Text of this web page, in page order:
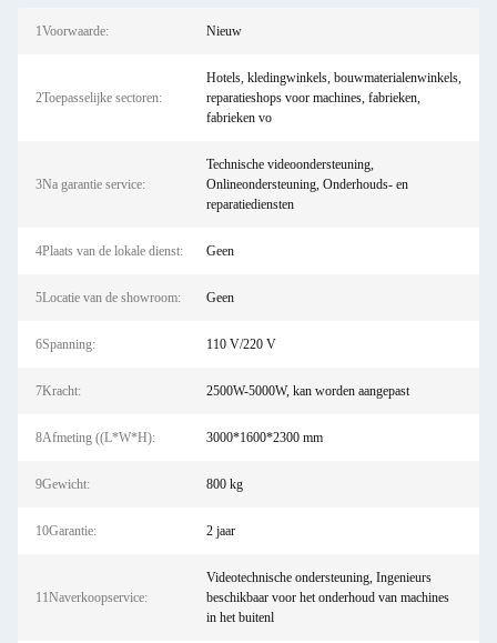
1Voorwaarde: Nieuw
2Toepasselijke sectoren:
Hotels, kledingwinkels, bouwmaterialenwinkels,
reparatieshops voor machines, fabrieken,
fabrieken vo
3Na garantie service:
Technische videoondersteuning,
Onlineondersteuning, Onderhouds- en
reparatiediensten
4Plaats van de lokale dienst: Geen
5Locatie van de showroom: Geen
6Spanning: 110 V/220 V
7Kracht: 2500W-5000W, kan worden aangepast
8Afmeting ((L*W*H): 3000*1600*2300 mm
9Gewicht: 800 kg
10Garantie: 2 jaar
11Naverkoopservice:
Videotechnische ondersteuning, Ingenieurs
beschikbaar voor het onderhoud van machines
in het buitenl